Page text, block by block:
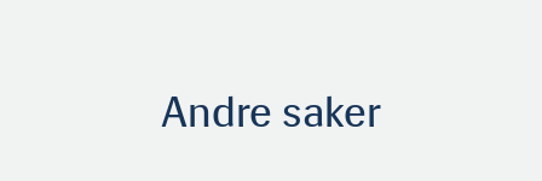
Andre saker